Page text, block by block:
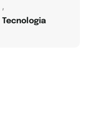
,
Tecnologia